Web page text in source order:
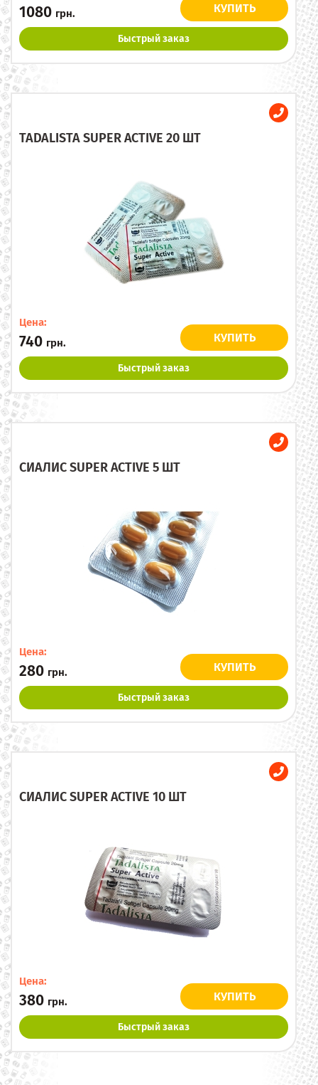
1080 грн. КУПИТЬ
Быстрый заказ
TADALISTA SUPER ACTIVE 20 ШТ
Цена:
740 грн. КУПИТЬ
Быстрый заказ
СИАЛИС SUPER ACTIVE 5 ШТ
Цена:
280 грн. КУПИТЬ
Быстрый заказ
СИАЛИС SUPER ACTIVE 10 ШТ
Цена:
380 грн. КУПИТЬ
Быстрый заказ